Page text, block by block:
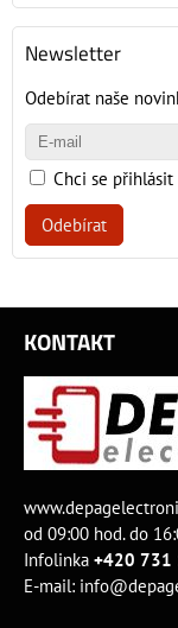
Newsletter
Odebírat naše
Chci se
Odebírat
KONTAKT
od 09:00 hod. do
Infolinka +420 731
E-mail: